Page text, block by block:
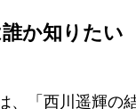
か知りたい
、「西川遥輝の